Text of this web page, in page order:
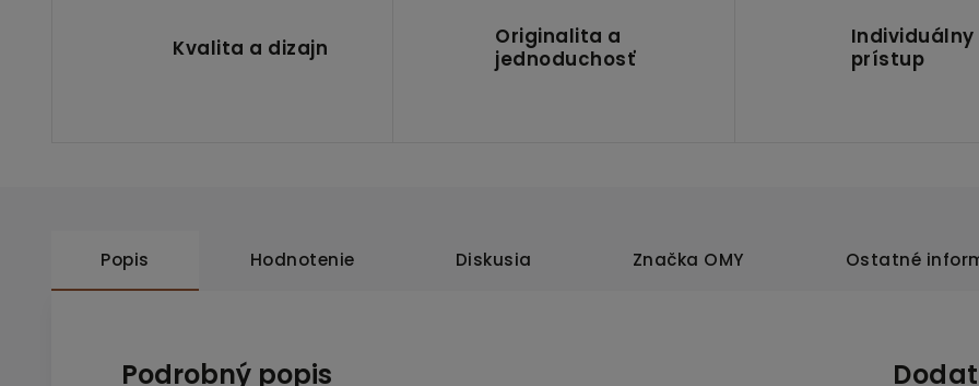
Kvalita a dizajn
Originalita a
jednoduchosť
Individuálny
prístup
Popis Hodnotenie Diskusia Značka OMY Ostatné
Podrobný popis